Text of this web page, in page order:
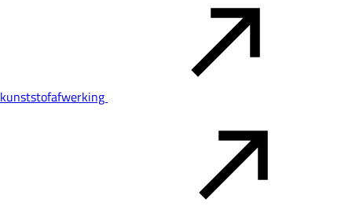
kunststofafwerking